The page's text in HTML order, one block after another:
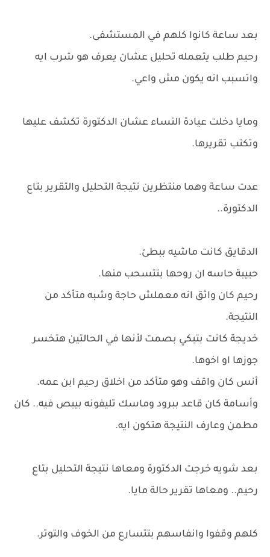
بعد ساعة كانوا كلهم في المستشفى.
رحيم طلب يتعمله تحليل عشان يعرف هو شرب ايه
واتسبب انه يكون مش واعي.
ومايا دخلت عيادة النساء عشان الدكتورة تكشف عليها
وتكتب تقريرها.
عدت ساعة وهما منتظرين نتيجة التحليل والتقرير بتاع
الدكتورة..
الدقايق كانت ماشيه ببطئ.
حبيبة حاسه ان روحها بتتسحب منها.
رحيم كان واثق انه معملش حاجة وشبه متأكد من
النتيجة.
خديجة كانت بتبكي بصمت لأنها في الحالتين هتخسر
جوزها او اخوها.
أنس كان واقف وهو متأكد من اخلاق رحيم ابن عمه.
وأسامة كان قاعد ببرود وماسك تليفونه بيبص فيه.. كان
مطمن وعارف النتيجة هتكون ايه.
بعد شويه خرجت الدكتورة ومعاها نتيجة التحليل بتاع
رحيم.. ومعاها تقرير حالة مايا.
كلهم وقفوا وانفاسهم بتتسارع من الخوف والتوتر.